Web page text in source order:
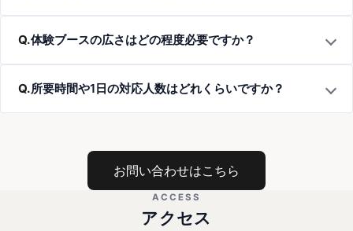
Q.体験ブースの広さはどの程度必要ですか？
Q.所要時間や1日の対応人数はどれくらいですか？
お問い合わせはこちら
ACCESS
アクセス